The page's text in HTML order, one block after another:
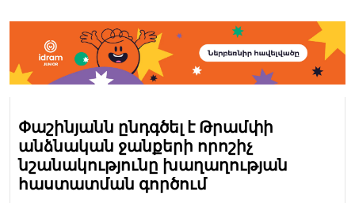
Փաշինյանն ընդգծել է Թրամփի
անձնական ջանքերի որոշիչ
նշանակությունը խաղաղության
հաստատման գործում